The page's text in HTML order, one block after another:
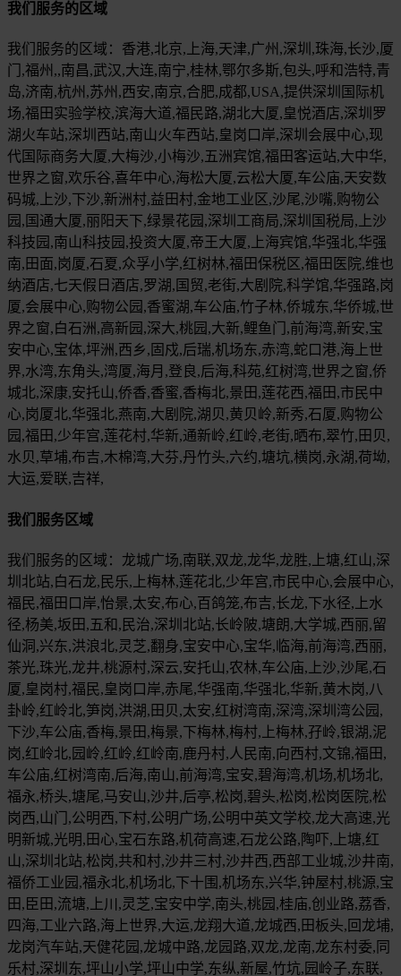
我们服务的区域
我们服务的区域：香港,北京,上海,天津,广州,深圳,珠海,长沙,厦
门,福州,,南昌,武汉,大连,南宁,桂林,鄂尔多斯,包头,呼和浩特,青
岛,济南,杭州,苏州,西安,南京,合肥,成都,USA,提供深圳国际机
场,福田实验学校,滨海大道,福民路,湖北大厦,皇悦酒店,深圳罗
湖火车站,深圳西站,南山火车西站,皇岗口岸,深圳会展中心,现
代国际商务大厦,大梅沙,小梅沙,五洲宾馆,福田客运站,大中华,
世界之窗,欢乐谷,喜年中心,海松大厦,云松大厦,车公庙,天安数
码城,上沙,下沙,新洲村,益田村,金地工业区,沙尾,沙嘴,购物公
园,国通大厦,丽阳天下,绿景花园,深圳工商局,深圳国税局,上沙
科技园,南山科技园,投资大厦,帝王大厦,上海宾馆,华强北,华强
南,田面,岗厦,石夏,众孚小学,红树林,福田保税区,福田医院,维也
纳酒店,七天假日酒店,罗湖,国贸,老街,大剧院,科学馆,华强路,岗
厦,会展中心,购物公园,香蜜湖,车公庙,竹子林,侨城东,华侨城,世
界之窗,白石洲,高新园,深大,桃园,大新,鲤鱼门,前海湾,新安,宝
安中心,宝体,坪洲,西乡,固戍,后瑞,机场东,赤湾,蛇口港,海上世
界,水湾,东角头,湾厦,海月,登良,后海,科苑,红树湾,世界之窗,侨
城北,深康,安托山,侨香,香蜜,香梅北,景田,莲花西,福田,市民中
心,岗厦北,华强北,燕南,大剧院,湖贝,黄贝岭,新秀,石厦,购物公
园,福田,少年宫,莲花村,华新,通新岭,红岭,老街,晒布,翠竹,田贝,
水贝,草埔,布吉,木棉湾,大芬,丹竹头,六约,塘坑,横岗,永湖,荷坳,
大运,爱联,吉祥,
我们服务区域
我们服务的区域：龙城广场,南联,双龙,龙华,龙胜,上塘,红山,深
圳北站,白石龙,民乐,上梅林,莲花北,少年宫,市民中心,会展中心,
福民,福田口岸,怡景,太安,布心,百鸽笼,布吉,长龙,下水径,上水
径,杨美,坂田,五和,民治,深圳北站,长岭陂,塘朗,大学城,西丽,留
仙洞,兴东,洪浪北,灵芝,翻身,宝安中心,宝华,临海,前海湾,西丽,
茶光,珠光,龙井,桃源村,深云,安托山,农林,车公庙,上沙,沙尾,石
厦,皇岗村,福民,皇岗口岸,赤尾,华强南,华强北,华新,黄木岗,八
卦岭,红岭北,笋岗,洪湖,田贝,太安,红树湾南,深湾,深圳湾公园,
下沙,车公庙,香梅,景田,梅景,下梅林,梅村,上梅林,孖岭,银湖,泥
岗,红岭北,园岭,红岭,红岭南,鹿丹村,人民南,向西村,文锦,福田,
车公庙,红树湾南,后海,南山,前海湾,宝安,碧海湾,机场,机场北,
福永,桥头,塘尾,马安山,沙井,后亭,松岗,碧头,松岗,松岗医院,松
岗西,山门,公明西,下村,公明广场,公明中英文学校,龙大高速,光
明新城,光明,田心,宝石东路,机荷高速,石龙公路,陶吓,上塘,红
山,深圳北站,松岗,共和村,沙井三村,沙井西,西部工业城,沙井南,
福侨工业园,福永北,机场北,下十围,机场东,兴华,钟屋村,桃源,宝
田,臣田,流塘,上川,灵芝,宝安中学,南头,桃园,桂庙,创业路,荔香,
四海,工业六路,海上世界,大运,龙翔大道,龙城西,田板头,回龙埔,
龙岗汽车站,天健花园,龙城中路,龙园路,双龙,龙南,龙东村委,同
乐村,深圳东,坪山小学,坪山中学,东纵,新屋,竹坑,园岭子,东联,